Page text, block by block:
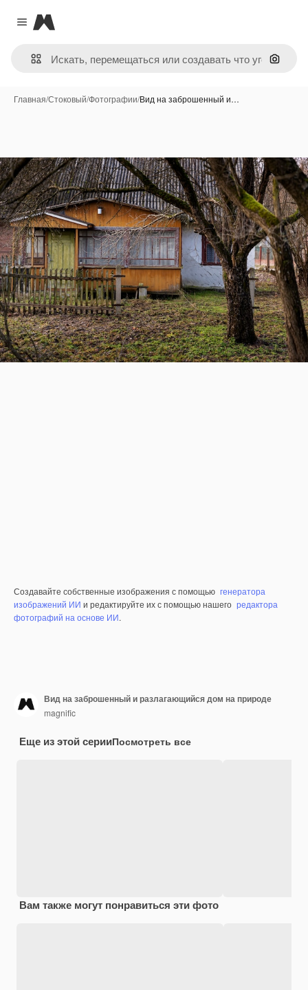
Close menu
Magnific
Поиск
Главная/Стоковый/Фотографии/Вид на заброшенный и…
Создавайте собственные изображения с помощью генератора
изображений ИИ и редактируйте их с помощью нашего редактора
фотографий на основе ИИ.
Вид на заброшенный и разлагающийся дом на природе
magnific
Еще из этой серииПосмотреть все
Вам также могут понравиться эти фото